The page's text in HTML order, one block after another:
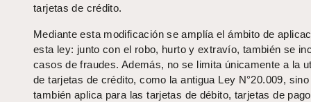
tarjetas de crédito.
Mediante esta modificación se amplía el ámbito de
esta ley: junto con el robo, hurto y extravío, también se
casos de fraudes. Además, no se limita únicamente a la
de tarjetas de crédito, como la antigua Ley N°20.009, sino
también aplica para las tarjetas de débito, tarjetas de